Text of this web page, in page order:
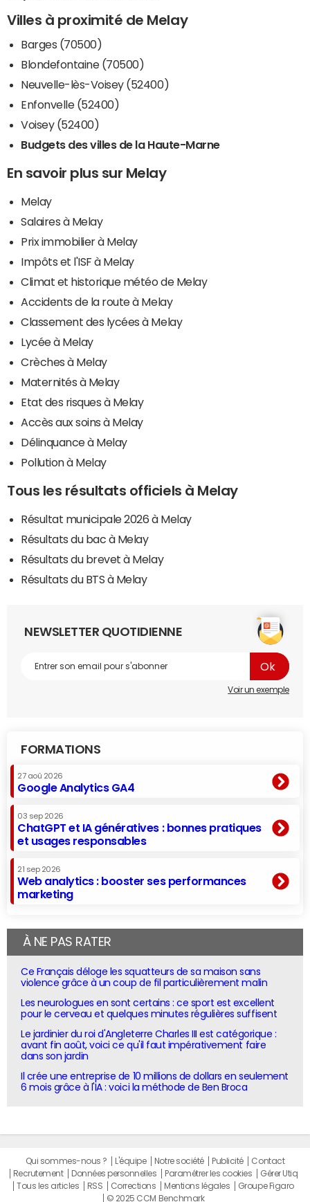
Villes à proximité de Melay
Barges (70500)
Blondefontaine (70500)
Neuvelle-lès-Voisey (52400)
Enfonvelle (52400)
Voisey (52400)
Budgets des villes de la Haute-Marne
En savoir plus sur Melay
Melay
Salaires à Melay
Prix immobilier à Melay
Impôts et l'ISF à Melay
Climat et historique météo de Melay
Accidents de la route à Melay
Classement des lycées à Melay
Lycée à Melay
Crèches à Melay
Maternités à Melay
Etat des risques à Melay
Accès aux soins à Melay
Délinquance à Melay
Pollution à Melay
Tous les résultats officiels à Melay
Résultat municipale 2026 à Melay
Résultats du bac à Melay
Résultats du brevet à Melay
Résultats du BTS à Melay
NEWSLETTER QUOTIDIENNE
Voir un exemple
FORMATIONS
27 aoû 2026
Google Analytics GA4
03 sep 2026
ChatGPT et IA génératives : bonnes pratiques
et usages responsables
21 sep 2026
Web analytics : booster ses performances
marketing
À NE PAS RATER
Ce Français déloge les squatteurs de sa maison sans
violence grâce à un coup de fil particulièrement malin
Les neurologues en sont certains : ce sport est excellent
pour le cerveau et quelques minutes régulières suffisent
Le jardinier du roi d'Angleterre Charles III est catégorique :
avant fin août, voici ce qu'il faut impérativement faire
dans son jardin
Il crée une entreprise de 10 millions de dollars en seulement
6 mois grâce à l'IA : voici la méthode de Ben Broca
Qui sommes-nous ? L'équipe Notre société Publicité
Contact
Recrutement
Données personnelles Paramétrer les cookies
Gérer Utiq
Tous les articles
RSS Corrections Mentions légales
Groupe Figaro
© 2025 CCM Benchmark